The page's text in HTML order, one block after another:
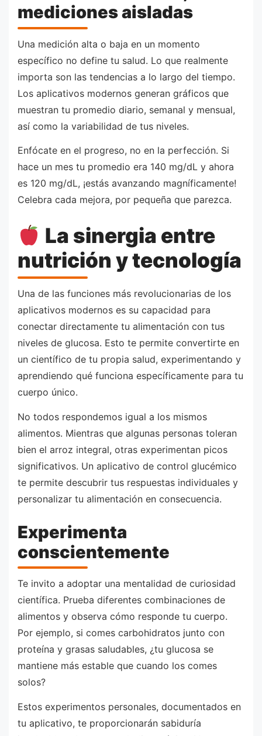
mediciones aisladas
Una medición alta o baja en un momento
específico no define tu salud. Lo que realmente
importa son las tendencias a lo largo del tiempo.
Los aplicativos modernos generan gráficos que
muestran tu promedio diario, semanal y mensual,
así como la variabilidad de tus niveles.
Enfócate en el progreso, no en la perfección. Si
hace un mes tu promedio era 140 mg/dL y ahora
es 120 mg/dL, ¡estás avanzando magníficamente!
Celebra cada mejora, por pequeña que parezca.
La sinergia entre
nutrición y tecnología
Una de las funciones más revolucionarias de los
aplicativos modernos es su capacidad para
conectar directamente tu alimentación con tus
niveles de glucosa. Esto te permite convertirte en
un científico de tu propia salud, experimentando y
aprendiendo qué funciona específicamente para tu
cuerpo único.
No todos respondemos igual a los mismos
alimentos. Mientras que algunas personas toleran
bien el arroz integral, otras experimentan picos
significativos. Un aplicativo de control glucémico
te permite descubrir tus respuestas individuales y
personalizar tu alimentación en consecuencia.
Experimenta
conscientemente
Te invito a adoptar una mentalidad de curiosidad
científica. Prueba diferentes combinaciones de
alimentos y observa cómo responde tu cuerpo.
Por ejemplo, si comes carbohidratos junto con
proteína y grasas saludables, ¿tu glucosa se
mantiene más estable que cuando los comes
solos?
Estos experimentos personales, documentados en
tu aplicativo, te proporcionarán sabiduría